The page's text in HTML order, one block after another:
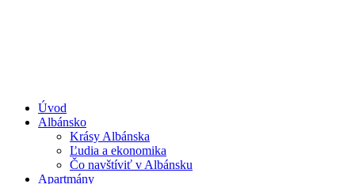
Úvod
Albánsko
Krásy Albánska
Ľudia a ekonomika
Čo navštíviť v Albánsku
Apartmány